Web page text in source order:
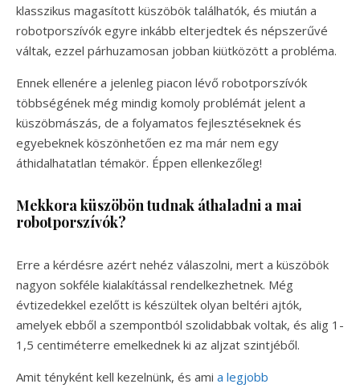
klasszikus magasított küszöbök találhatók, és miután a
robotporszívók egyre inkább elterjedtek és népszerűvé
váltak, ezzel párhuzamosan jobban kiütközött a probléma.
Ennek ellenére a jelenleg piacon lévő robotporszívók
többségének még mindig komoly problémát jelent a
küszöbmászás, de a folyamatos fejlesztéseknek és
egyebeknek köszönhetően ez ma már nem egy
áthidalhatatlan témakör. Éppen ellenkezőleg!
Mekkora küszöbön tudnak áthaladni a mai
robotporszívók?
Erre a kérdésre azért nehéz válaszolni, mert a küszöbök
nagyon sokféle kialakítással rendelkezhetnek. Még
évtizedekkel ezelőtt is készültek olyan beltéri ajtók,
amelyek ebből a szempontból szolidabbak voltak, és alig 1-
1,5 centiméterre emelkednek ki az aljzat szintjéből.
Amit tényként kell kezelnünk, és ami a legjobb